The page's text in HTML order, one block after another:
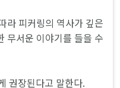
라 피커링의 역사가 깊은
무서운 이야기를 들을 수
권장된다고 말한다.